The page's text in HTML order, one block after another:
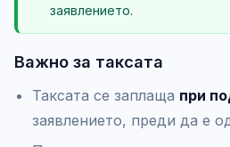
заявлението.
Важно за таксата
Таксата се заплаща при
заявлението, преди да е